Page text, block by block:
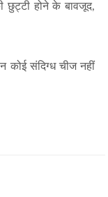
छुट्टी होने के बावजूद,
कोई संदिग्ध चीज नहीं